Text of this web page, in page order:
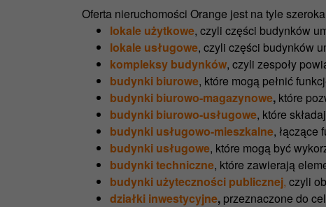
Oferta nieruchomości Orange jest na tyle
lokale użytkowe, czyli części budynków
lokale usługowe, czyli części budynków
kompleksy budynków, czyli zespoły
budynki biurowe, które mogą pełnić
budynki biurowo-magazynowe, które
budynki biurowo-usługowe, które
budynki usługowo-mieszkalne, łączące
budynki usługowe, które mogą być
budynki techniczne, które zawierają
budynki użyteczności publicznej, czyli
działki inwestycyjne, przeznaczone do